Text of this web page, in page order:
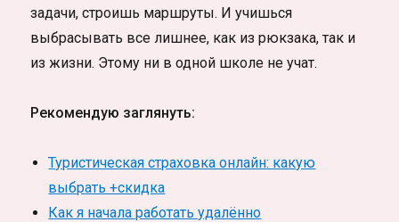
задачи, строишь маршруты. И учишься
выбрасывать все лишнее, как из рюкзака, так и
из жизни. Этому ни в одной школе не учат.
Рекомендую заглянуть:
Туристическая страховка онлайн: какую
выбрать +скидка
Как я начала работать удалённо